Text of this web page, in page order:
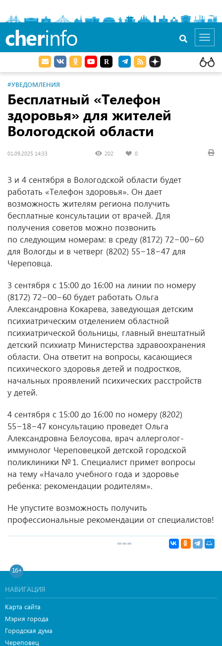
cherinfo
#УВЕДОМЛЕНИЯ
Бесплатный «Телефон
здоровья» для жителей
Вологодской области
01.09.2025 14:33 202 0
3 и 4 сентября в Вологодской области будет
работать «Телефон здоровья». Он дает
возможность жителям региона получить
бесплатные консультации от врачей. Для
получения советов можно позвонить
по следующим номерам: в среду (8172) 72−00−60
для Вологды и в четверг (8202) 55−18−47 для
Череповца.
3 сентября с 15:00 до 16:00 на линии по номеру
(8172) 72−00−60 будет работать Ольга
Александровна Кокарева, заведующая детским
психиатрическим отделением областной
психиатрической больницы, главный внештатный
детский психиатр Министерства здравоохранения
области. Она ответит на вопросы, касающиеся
психического здоровья детей и подростков,
начальных проявлений психических расстройств
у детей.
4 сентября с 15:00 до 16:00 по номеру (8202)
55−18−47 консультацию проведет Ольга
Александровна Белоусова, врач аллерголог-
иммунолог Череповецкой детской городской
поликлиники № 1. Специалист примет вопросы
на тему «Начало учебного года и здоровье
ребенка: рекомендации родителям».
Не упустите возможность получить
профессиональные рекомендации от специалистов!
16+
НАВИГАЦИЯ
Карта сайта
Мэрия города
Городская дума
Череповец